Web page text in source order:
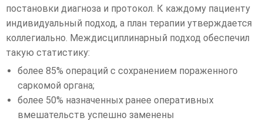
постановки диагноза и протокол. К каждому пациенту
индивидуальный подход, а план терапии утверждается
коллегиально. Междисциплинарный подход обеспечил
такую статистику:
более 85% операций с сохранением пораженного
саркомой органа;
более 50% назначенных ранее оперативных
вмешательств успешно заменены